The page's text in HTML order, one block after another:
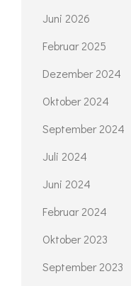
Juni 2026
Februar 2025
Dezember 2024
Oktober 2024
September 2024
Juli 2024
Juni 2024
Februar 2024
Oktober 2023
September 2023